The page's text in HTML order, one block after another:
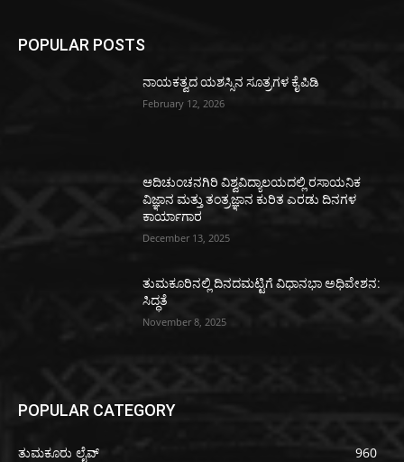
POPULAR POSTS
ನಾಯಕತ್ವದ ಯಶಸ್ಸಿನ ಸೂತ್ರಗಳ ಕೈಪಿಡಿ
February 12, 2026
ಆದಿಚುಂಚನಗಿರಿ ವಿಶ್ವವಿದ್ಯಾಲಯದಲ್ಲಿ ರಸಾಯನಿಕ
ವಿಜ್ಞಾನ ಮತ್ತು ತಂತ್ರಜ್ಞಾನ ಕುರಿತ ಎರಡು ದಿನಗಳ
ಕಾರ್ಯಾಗಾರ
December 13, 2025
ತುಮಕೂರಿನಲ್ಲಿ ದಿನದಮಟ್ಟಿಗೆ ವಿಧಾನಭಾ ಅಧಿವೇಶನ:
ಸಿದ್ಧತೆ
November 8, 2025
POPULAR CATEGORY
ತುಮಕೂರು ಲೈವ್
960